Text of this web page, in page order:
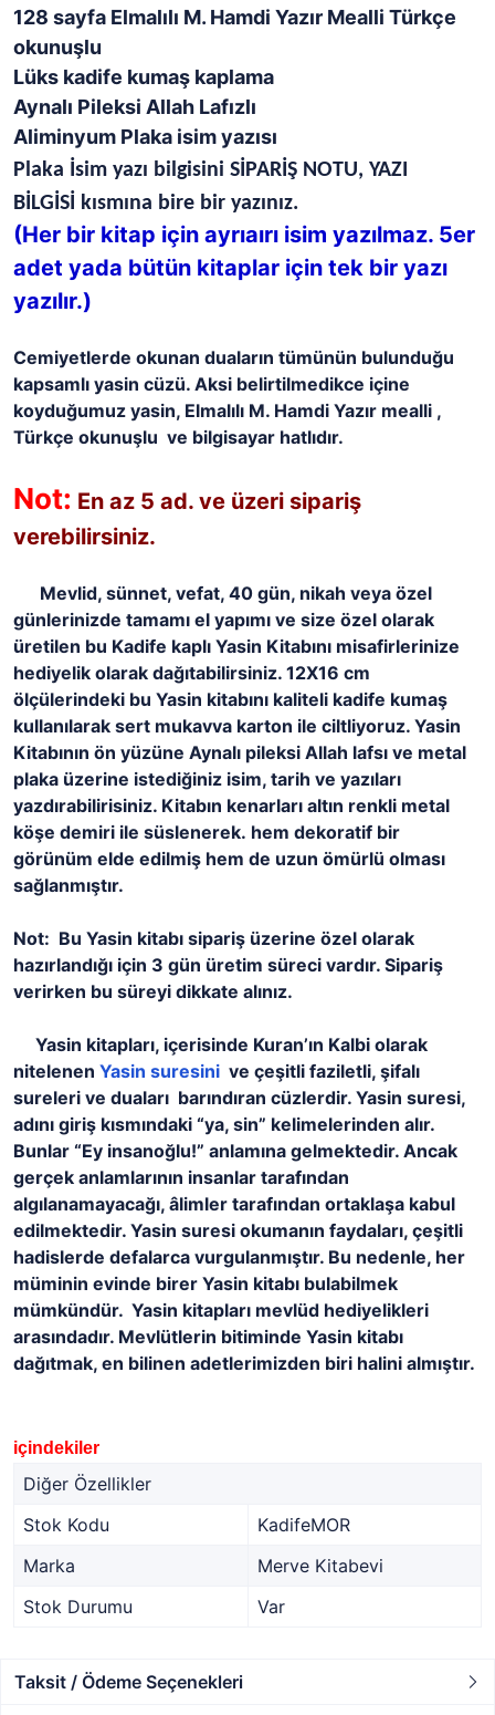
128 sayfa Elmalılı M. Hamdi Yazır Mealli Türkçe
okunuşlu
Lüks kadife kumaş kaplama
Aynalı Pileksi Allah Lafızlı
Aliminyum Plaka isim yazısı
Plaka İsim yazı bilgisini SİPARİŞ NOTU, YAZI
BİLGİSİ kısmına bire bir yazınız.
(Her bir kitap için ayrıaırı isim yazılmaz. 5er
adet yada bütün kitaplar için tek bir yazı
yazılır.)
Cemiyetlerde okunan duaların tümünün bulunduğu
kapsamlı yasin cüzü. Aksi belirtilmedikce içine
koyduğumuz yasin, Elmalılı M. Hamdi Yazır mealli ,
Türkçe okunuşlu ve bilgisayar hatlıdır.
Not: En az 5 ad. ve üzeri sipariş
verebilirsiniz.
Mevlid, sünnet, vefat, 40 gün, nikah veya özel
günlerinizde tamamı el yapımı ve size özel olarak
üretilen bu Kadife kaplı Yasin Kitabını misafirlerinize
hediyelik olarak dağıtabilirsiniz. 12X16 cm
ölçülerindeki bu Yasin kitabını kaliteli kadife kumaş
kullanılarak sert mukavva karton ile ciltliyoruz. Yasin
Kitabının ön yüzüne Aynalı pileksi Allah lafsı ve metal
plaka üzerine istediğiniz isim, tarih ve yazıları
yazdırabilirisiniz. Kitabın kenarları altın renkli metal
köşe demiri ile süslenerek. hem dekoratif bir
görünüm elde edilmiş hem de uzun ömürlü olması
sağlanmıştır.
Not: Bu Yasin kitabı sipariş üzerine özel olarak
hazırlandığı için 3 gün üretim süreci vardır. Sipariş
verirken bu süreyi dikkate alınız.
Yasin kitapları, içerisinde Kuran’ın Kalbi olarak
nitelenen Yasin suresini ve çeşitli faziletli, şifalı
sureleri ve duaları barındıran cüzlerdir. Yasin suresi,
adını giriş kısmındaki “ya, sin” kelimelerinden alır.
Bunlar “Ey insanoğlu!” anlamına gelmektedir. Ancak
gerçek anlamlarının insanlar tarafından
algılanamayacağı, âlimler tarafından ortaklaşa kabul
edilmektedir. Yasin suresi okumanın faydaları, çeşitli
hadislerde defalarca vurgulanmıştır. Bu nedenle, her
müminin evinde birer Yasin kitabı bulabilmek
mümkündür. Yasin kitapları mevlüd hediyelikleri
arasındadır. Mevlütlerin bitiminde Yasin kitabı
dağıtmak, en bilinen adetlerimizden biri halini almıştır.
içindekiler
Diğer Özellikler
Stok Kodu
KadifeMOR
Marka
Merve Kitabevi
Stok Durumu
Var
Taksit / Ödeme Seçenekleri